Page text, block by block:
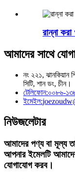
রান্না
আমাদের সাথে
নং ২২১, ঝানকিয়ান
সিটি, শান ডং, চীন।
টেলিফোন:০০৮৬-
ইমেইল:
নিউজলেটার
আমাদের পণ্য বা মূল্য
আপনার ইমেলটি
যোগাযোগ করব।